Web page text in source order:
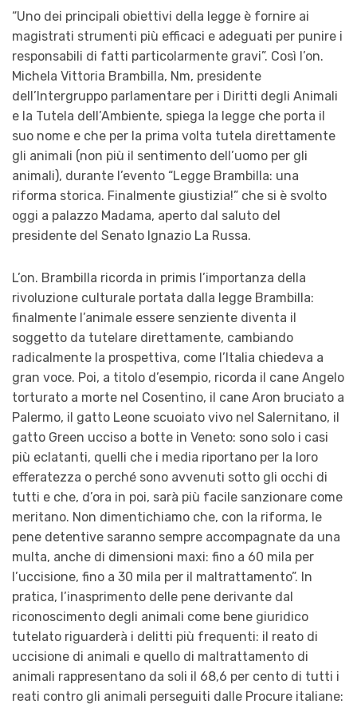
“Uno dei principali obiettivi della legge è fornire ai
magistrati strumenti più efficaci e adeguati per punire i
responsabili di fatti particolarmente gravi”. Così l’on.
Michela Vittoria Brambilla, Nm, presidente
dell’Intergruppo parlamentare per i Diritti degli Animali
e la Tutela dell’Ambiente, spiega la legge che porta il
suo nome e che per la prima volta tutela direttamente
gli animali (non più il sentimento dell’uomo per gli
animali), durante l’evento “Legge Brambilla: una
riforma storica. Finalmente giustizia!” che si è svolto
oggi a palazzo Madama, aperto dal saluto del
presidente del Senato Ignazio La Russa.
L’on. Brambilla ricorda in primis l’importanza della
rivoluzione culturale portata dalla legge Brambilla:
finalmente l’animale essere senziente diventa il
soggetto da tutelare direttamente, cambiando
radicalmente la prospettiva, come l’Italia chiedeva a
gran voce. Poi, a titolo d’esempio, ricorda il cane Angelo
torturato a morte nel Cosentino, il cane Aron bruciato a
Palermo, il gatto Leone scuoiato vivo nel Salernitano, il
gatto Green ucciso a botte in Veneto: sono solo i casi
più eclatanti, quelli che i media riportano per la loro
efferatezza o perché sono avvenuti sotto gli occhi di
tutti e che, d’ora in poi, sarà più facile sanzionare come
meritano. Non dimentichiamo che, con la riforma, le
pene detentive saranno sempre accompagnate da una
multa, anche di dimensioni maxi: fino a 60 mila per
l’uccisione, fino a 30 mila per il maltrattamento”. In
pratica, l’inasprimento delle pene derivante dal
riconoscimento degli animali come bene giuridico
tutelato riguarderà i delitti più frequenti: il reato di
uccisione di animali e quello di maltrattamento di
animali rappresentano da soli il 68,6 per cento di tutti i
reati contro gli animali perseguiti dalle Procure italiane: